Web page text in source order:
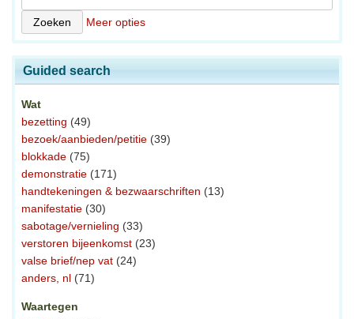
Meer opties
Guided search
Wat
bezetting (49)
bezoek/aanbieden/petitie (39)
blokkade (75)
demonstratie (171)
handtekeningen & bezwaarschriften (13)
manifestatie (30)
sabotage/vernieling (33)
verstoren bijeenkomst (23)
valse brief/nep vat (24)
anders, nl (71)
Waartegen